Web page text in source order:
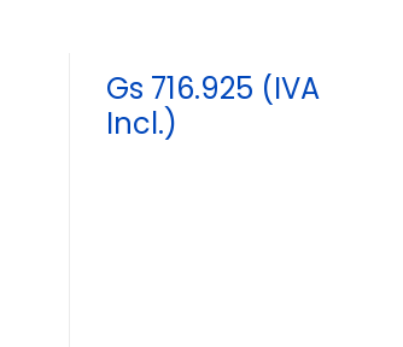
Gs 716.925 (IVA
Incl.)